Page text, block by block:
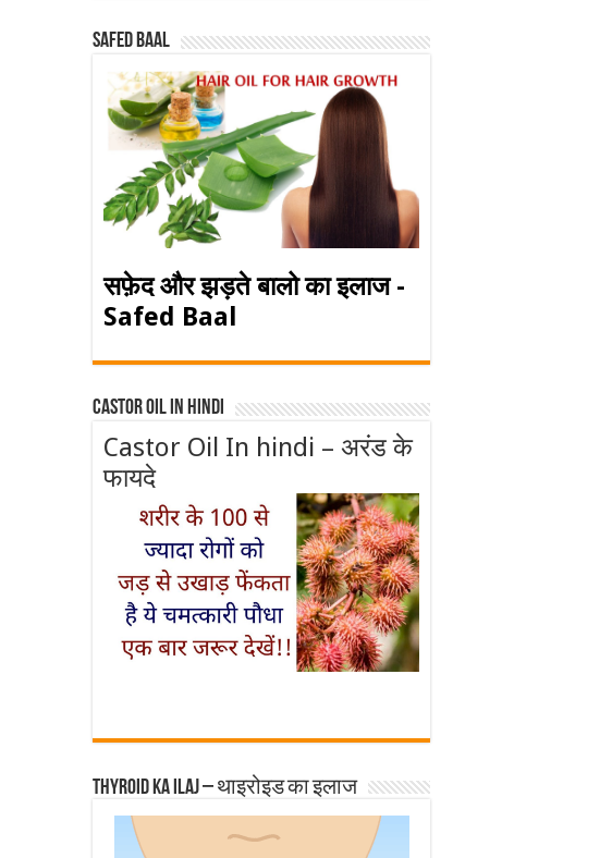
Safed baal
सफ़ेद और झड़ते बालो का इलाज -
Safed Baal
Castor Oil In Hindi
Castor Oil In hindi – अरंड के
फायदे
Thyroid ka ilaj – थाइरोइड का इलाज